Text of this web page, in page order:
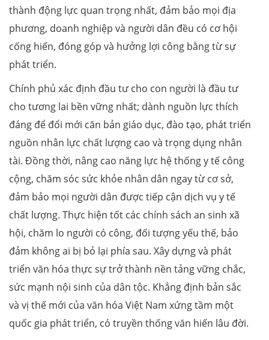
thành động lực quan trọng nhất, đảm bảo mọi địa
phương, doanh nghiệp và người dân đều có cơ hội
cống hiến, đóng góp và hưởng lợi công bằng từ sự
phát triển.
Chính phủ xác định đầu tư cho con người là đầu tư
cho tương lai bền vững nhất; dành nguồn lực thích
đáng để đổi mới căn bản giáo dục, đào tạo, phát triển
nguồn nhân lực chất lượng cao và trọng dụng nhân
tài. Đồng thời, nâng cao năng lực hệ thống y tế công
cộng, chăm sóc sức khỏe nhân dân ngay từ cơ sở,
đảm bảo mọi người dân được tiếp cận dịch vụ y tế
chất lượng. Thực hiện tốt các chính sách an sinh xã
hội, chăm lo người có công, đối tượng yếu thế, bảo
đảm không ai bị bỏ lại phía sau. Xây dựng và phát
triển văn hóa thực sự trở thành nền tảng vững chắc,
sức mạnh nội sinh của dân tộc. Khẳng định bản sắc
và vị thế mới của văn hóa Việt Nam xứng tầm một
quốc gia phát triển, có truyền thống văn hiến lâu đời.